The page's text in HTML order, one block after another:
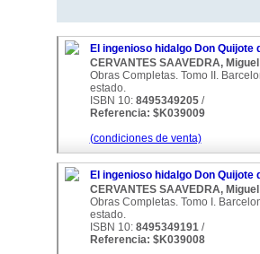
El ingenioso hidalgo Don Quijote
CERVANTES SAAVEDRA,
Obras Completas. Tomo II.
estado.
ISBN 10: 8495349205/
Referencia: $K039009
(condiciones de venta)
El ingenioso hidalgo Don Quijote
CERVANTES SAAVEDRA,
Obras Completas. Tomo I.
estado.
ISBN 10: 8495349191/
Referencia: $K039008